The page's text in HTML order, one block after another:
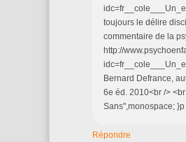
toujours le délire
commentaire de la
http://
Bernard Defrance,
6e éd. 2010<br />
Sans",monospace;
Répondre